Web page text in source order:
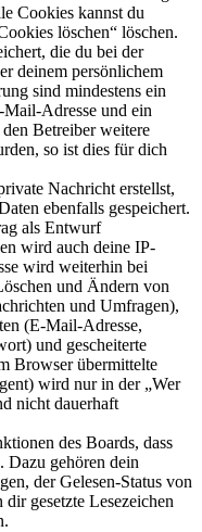
Cookies kannst du
löschen“ löschen.
die du bei der
deinem persönlichem
sind mindestens ein
Adresse und ein
Betreiber weitere
so ist dies für dich
Nachricht erstellst,
ebenfalls gespeichert.
als Entwurf
wird auch deine IP-
wird weiterhin bei
und Ändern von
und Umfragen),
(E-Mail-Adresse,
und gescheiterte
Browser übermittelte
wird nur in der „Wer
nicht dauerhaft
des Boards, dass
Dazu gehören dein
der Gelesen-Status von
gesetzte Lesezeichen